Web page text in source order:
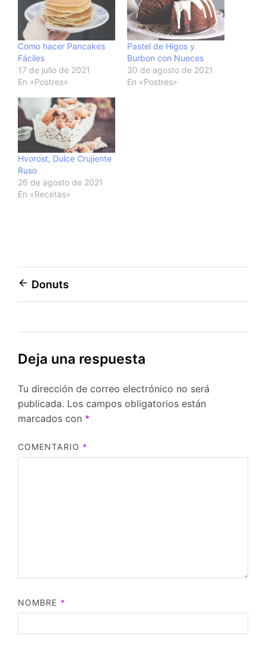
Como hacer Pancakes
Fáciles
17 de julio de 2021
En «Postres»
Pastel de Higos y
Burbon con Nueces
30 de agosto de 2021
En «Postres»
Hvorost, Dulce Crujiente
Ruso
26 de agosto de 2021
En «Recetas»
Navegación
de
entradas
Donuts
Deja una respuesta
Tu dirección de correo electrónico no será
publicada. Los campos obligatorios están
marcados con *
COMENTARIO *
NOMBRE *